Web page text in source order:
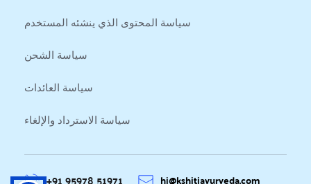
سياسة المحتوى الذي ينشئه المستخدم
سياسة الشحن
سياسة العائدات
سياسة الاسترداد والإلغاء
hi@kshitiayurveda.com